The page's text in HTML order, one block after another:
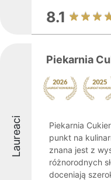
8.1
Laureaci
Piekarnia
Piekarnia
punkt na
znana jest z
różnorodnych
doceniają